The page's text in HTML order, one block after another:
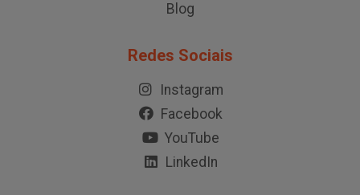
Blog
Redes Sociais
Instagram
Facebook
YouTube
LinkedIn